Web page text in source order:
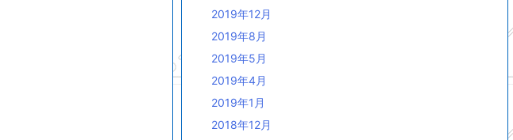
2019年12月
2019年8月
2019年5月
2019年4月
2019年1月
2018年12月